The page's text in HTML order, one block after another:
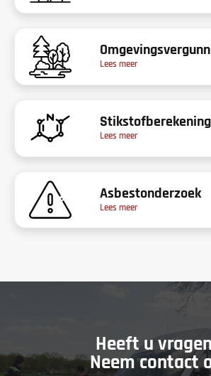
Lees meer
Stikstofberekening
Lees meer
Asbestonderzoek
Lees meer
Heeft u
Neem contact